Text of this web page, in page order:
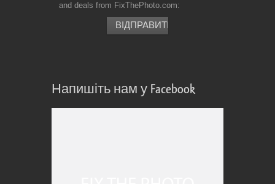
and deals from FixThePhoto.com
Напишіть нам у Facebook